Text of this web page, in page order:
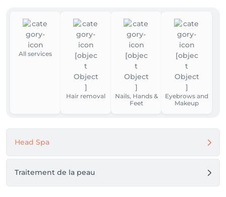
All services
Hair removal
Nails, Hands &
Feet
Eyebrows and
Makeup
Head Spa
Traitement de la peau